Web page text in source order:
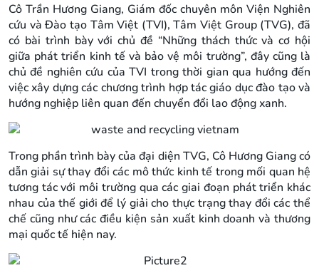
Cô Trần Hương Giang, Giám đốc chuyên môn Viện Nghiên
cứu và Đào tạo Tâm Việt (TVI), Tâm Việt Group (TVG), đã
có bài trình bày với chủ đề “Những thách thức và cơ hội
giữa phát triển kinh tế và bảo vệ môi trường”, đây cũng là
chủ đề nghiên cứu của TVI trong thời gian qua hướng đến
việc xây dựng các chương trình hợp tác giáo dục đào tạo và
hướng nghiệp liên quan đến chuyển đổi lao động xanh.
Trong phần trình bày của đại diện TVG, Cô Hương Giang có
dẫn giải sự thay đổi các mô thức kinh tế trong mối quan hệ
tương tác với môi trường qua các giai đoạn phát triển khác
nhau của thế giới để lý giải cho thực trạng thay đổi các thể
chế cũng như các điều kiện sản xuất kinh doanh và thương
mại quốc tế hiện nay.